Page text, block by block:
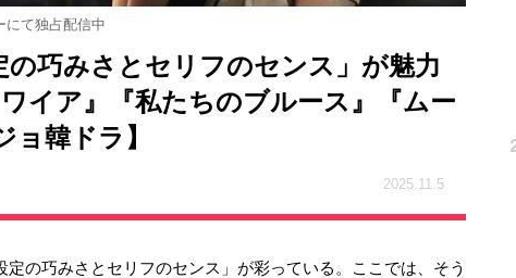
にて独占配信中
の巧みさとセリフのセンス」が魅力
イア』『私たちのブルース』『ムー
ョ韓ドラ】
2025.11.5
定の巧みさとセリフのセンス」が彩っている。ここでは、そう